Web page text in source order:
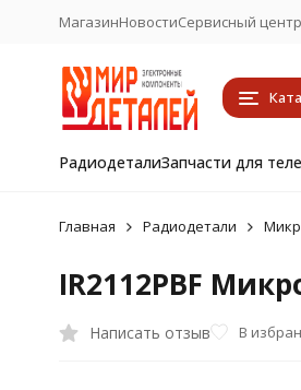
МагазинНовостиСервисный центр
РадиодеталиЗапчасти для
Главная Радиодетали
IR2112PBF
Написать отзыв В